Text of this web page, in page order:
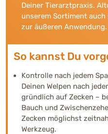
Deiner Tierarztpraxis.
unserem Sortiment
zur äußeren Anwendung.
So kannst Du
Kontrolle nach jedem
Deinen Welpen nach
gründlich auf Zecken –
Bauch und
Zecken möglichst
Werkzeug.